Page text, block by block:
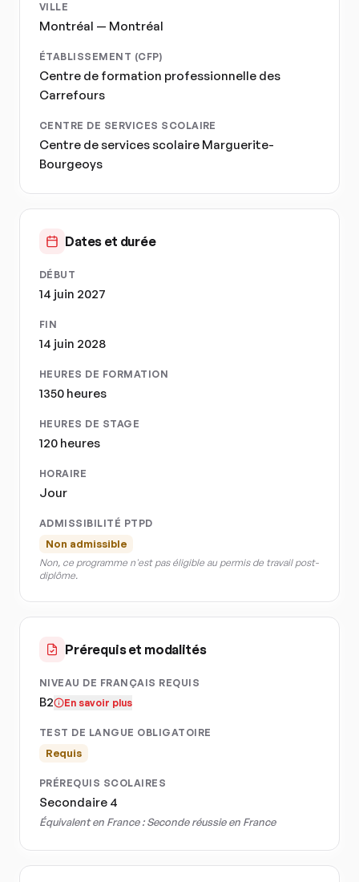
VILLE
Montréal — Montréal
ÉTABLISSEMENT (CFP)
Centre de formation professionnelle des
Carrefours
CENTRE DE SERVICES SCOLAIRE
Centre de services scolaire Marguerite-
Bourgeoys
Dates et durée
DÉBUT
14 juin 2027
FIN
14 juin 2028
HEURES DE FORMATION
1350 heures
HEURES DE STAGE
120 heures
HORAIRE
Jour
ADMISSIBILITÉ PTPD
Non admissible
Non, ce programme n'est pas éligible au permis de travail post-
diplôme.
Prérequis et modalités
NIVEAU DE FRANÇAIS REQUIS
B2 En savoir plus
TEST DE LANGUE OBLIGATOIRE
Requis
PRÉREQUIS SCOLAIRES
Secondaire 4
Équivalent en France :Seconde réussie en France